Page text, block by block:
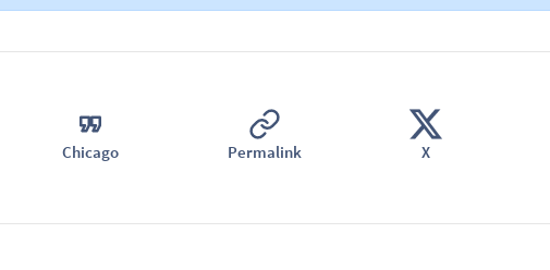
Chicago Permalink X